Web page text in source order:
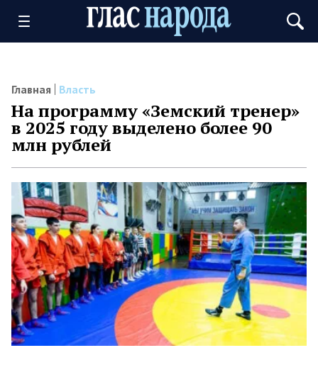
Главная Власть
На программу «Земский тренер»
в 2025 году выделено более 90
млн рублей